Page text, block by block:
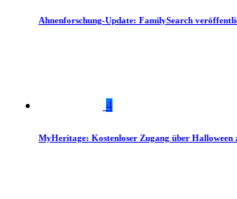
Ahnenforschung-Update: FamilySearch
4
MyHeritage: Kostenloser Zugang über